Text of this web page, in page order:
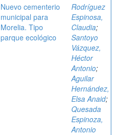
Nuevo cementerio
municipal para
Morelia. Tipo
parque ecológico
Rodríguez
Espinosa,
Claudia;
Santoyo
Vázquez,
Héctor
Antonio;
Aguilar
Hernández,
Elsa Anaid;
Quesada
Espinoza,
Antonio